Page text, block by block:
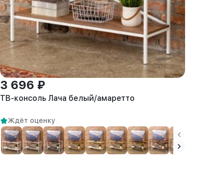
3 696 ₽
ТВ-консоль Лача белый/амаретто
Ждёт оценку